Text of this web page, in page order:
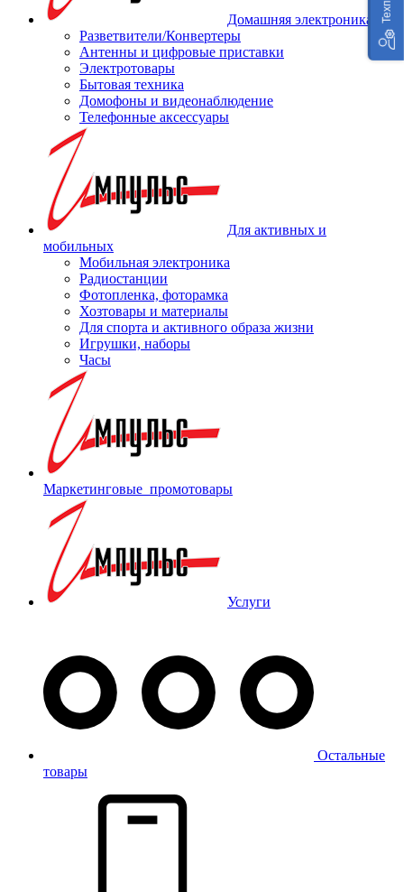
Домашняя электроника
Разветвители/Конвертеры
Антенны и цифровые приставки
Электротовары
Бытовая техника
Домофоны и видеонаблюдение
Телефонные аксессуары
Для активных и
мобильных
Мобильная электроника
Радиостанции
Фотопленка, фоторамка
Хозтовары и материалы
Для спорта и активного образа жизни
Игрушки, наборы
Часы
Маркетинговые_промотовары
Услуги
Остальные
товары